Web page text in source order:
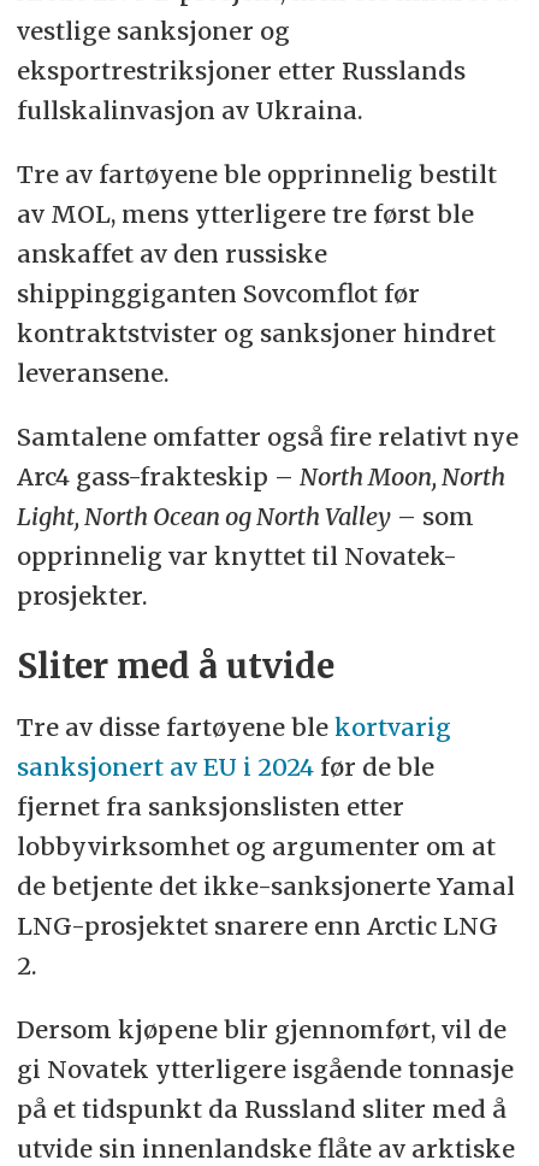
vestlige sanksjoner og
eksportrestriksjoner etter Russlands
fullskalinvasjon av Ukraina.
Tre av fartøyene ble opprinnelig bestilt
av MOL, mens ytterligere tre først ble
anskaffet av den russiske
shippinggiganten Sovcomflot før
kontraktstvister og sanksjoner hindret
leveransene.
Samtalene omfatter også fire relativt nye
Arc4 gass-frakteskip – North Moon, North
Light, North Ocean og North Valley– som
opprinnelig var knyttet til Novatek-
prosjekter.
Sliter med å utvide
Tre av disse fartøyene ble kortvarig
sanksjonert av EU i 2024før de ble
fjernet fra sanksjonslisten etter
lobbyvirksomhet og argumenter om at
de betjente det ikke-sanksjonerte Yamal
LNG-prosjektet snarere enn Arctic LNG
2.
Dersom kjøpene blir gjennomført, vil de
gi Novatek ytterligere isgående tonnasje
på et tidspunkt da Russland sliter med å
utvide sin innenlandske flåte av arktiske